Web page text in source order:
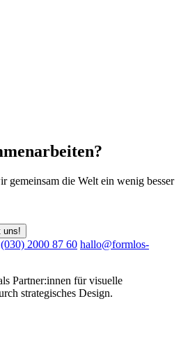
gemeinsam die Welt ein wenig besser
uns!
(030) 2000 87 60 hallo@formlos-
Partner:innen für visuelle
strategisches Design.